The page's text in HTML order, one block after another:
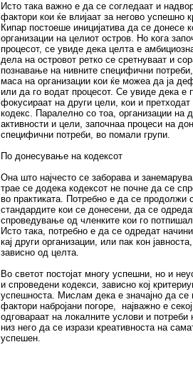
Исто така важно е да се согледаат и
фактори кои ќе влијаат за негово
Кипар постоеше иницијатива да се донесе
организации на целиот остров. Но кога
процесот, се увиде дека целта е
дела на островот ретко се сретнуваат и
познавање на нивните специфични
маса на организации кои ќе можеа да ја
или да го водат процесот. Се увиде дека е
фокусираат на други цели, кои и
кодекс. Паралелно со тоа, организации на
активности и цели, започнаа процеси на
специфични потреби, во помали групи.
По донесување на кодексот
Она што најчесто се заборава и
трае сe додека кодексот не почне да се
во практиката. Потребно е да се продолжи
стандардите кои се донесени, да се
спроведување од членките кои го
Исто така, потребно е да се одредат
кај други организации, или пак кон
зависно од целта.
Во светот постојат многу успешни, но и
и спроведени кодекси, зависно кој
успешноста. Мислам дека е значајно да се
фактори набројани погоре, најважно е
одговараат на локалните услови и потреби
низ него да се изрази креативноста на
успешен.